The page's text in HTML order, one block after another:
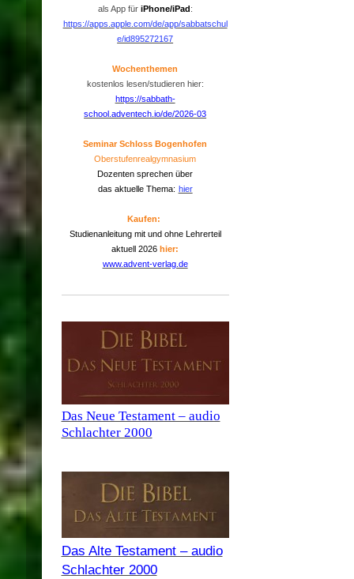
als App für iPhone/iPad :
https://apps.apple.com/de/app/sabbatschul
e/id895272167
Wochenthemen
kostenlos lesen/studieren hier:
https://sabbath-
school.adventech.io/de/2026-03
Seminar Schloss Bogenhofen
Oberstufenrealgymnasium
Dozenten sprechen über
das aktuelle Thema: hier
Kaufen:
Studienanleitung mit und ohne Lehrerteil
aktuell 2026 hier:
www.advent-verlag.de
Das Neue Testament – audio
Schlachter 2000
Das Alte Testament – audio
Schlachter 2000